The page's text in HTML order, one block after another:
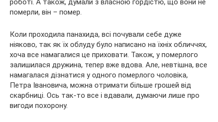
роботі. А також, думали з власною гордістю, що вони не
померли, він – помер.
Коли проходила панахида, всі почували себе дуже
ніяково, так як їх облуду було написано на їхніх обличчях,
хоча все намагалися це приховати. Також, у померлого
залишилася дружина, тепер вже вдова. Але, невтішна, все
намагалася дізнатися у одного померлого чоловіка,
Петра Івановича, можна отримати більше грошей від
скарбниці. Ось так-то все і вдавали, думаючи лише про
вигоди похорону.